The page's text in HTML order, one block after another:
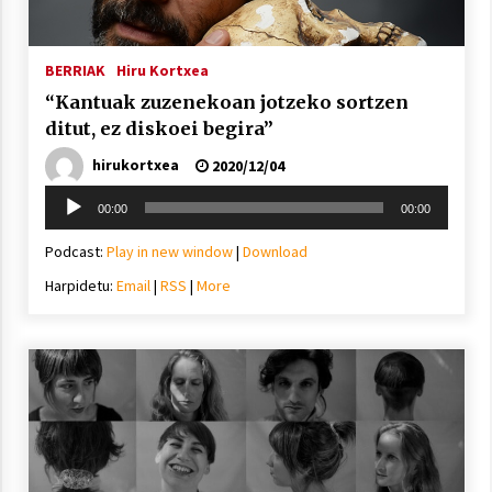
Arrosaren laburpen bideoa Hamaika
Telebistaren eskutik
2021/06/30
BERRIAK Hiru Kortxea
“Kantuak zuzenekoan jotzeko sortzen
ditut, ez diskoei begira”
hirukortxea
2020/12/04
Soinu
erreproduzigailua
00:00 00:00
Podcast: Play in new window| Download
Harpidetu: Email| RSS | More